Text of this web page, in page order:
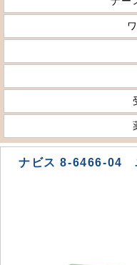
ナビス 8-6466-04